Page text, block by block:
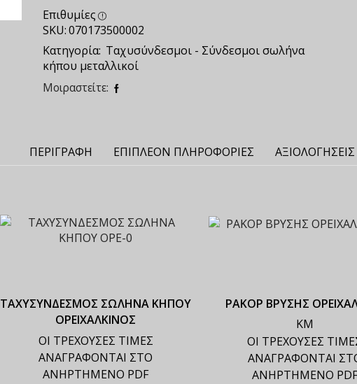
Επιθυμίες
SKU:070173500002
Κατηγορία: Ταχυσύνδεσμοι - Σύνδεσμοι σωλήνα
κήπου μεταλλικοί
Μοιραστείτε:
ΠΕΡΙΓΡΑΦΉ ΕΠΙΠΛΈΟΝ ΠΛΗΡΟΦΟΡΊΕΣ ΑΞΙΟΛΟΓΉΣΕΙΣ
ΤΑΧΥΣΥΝΔΕΣΜΟΣ ΣΩΛΗΝΑ ΚΗΠΟΥ
ΟΡΕΙΧΑΛΚΙΝΟΣ
ΟΙ ΤΡΕΧΟΥΣΕΣ ΤΙΜΕΣ
ΑΝΑΓΡΑΦΟΝΤΑΙ ΣΤΟ
ΑΝΗΡΤΗΜΕΝΟ PDF
ΡΑΚΟΡ ΒΡΥΣΗΣ
ΚΜ
ΟΙ ΤΡΕΧΟΥΣΕΣ
ΑΝΑΓΡΑΦΟΝΤΑΙ
ΑΝΗΡΤΗΜΕΝΟ PDF